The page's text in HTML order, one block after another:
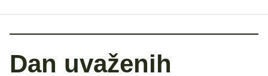
Dan uvaženih